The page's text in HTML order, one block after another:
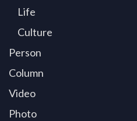
Life
Culture
Person
Column
Video
Photo